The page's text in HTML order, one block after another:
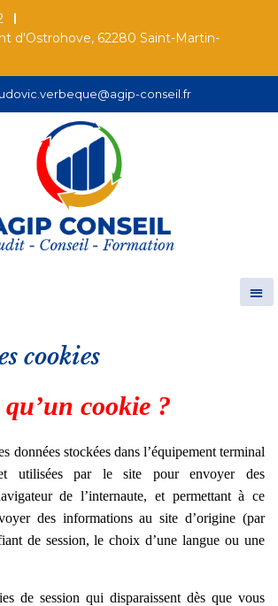
d'Ostrohove, 62280 Saint-Martin-
conseil.fr
cookies
qu’un cookie ?
données stockées dans l’équipement terminal
utilisées par le site pour envoyer des
de l’internaute, et permettant à ce
des informations au site d’origine (par
de session, le choix d’une langue ou une
de session qui disparaissent dès que vous